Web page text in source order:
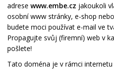
adrese www.embe.cz jakoukoli
osobní www stránky, e-shop
budete moci používat e-mail ve
Propagujte svůj (firemní) web v
pošlete!
Tato doména je v rámci